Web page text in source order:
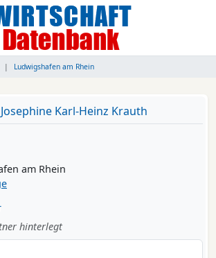
Ludwigshafen am Rhein
Karl-Heinz Krauth
am Rhein
hinterlegt